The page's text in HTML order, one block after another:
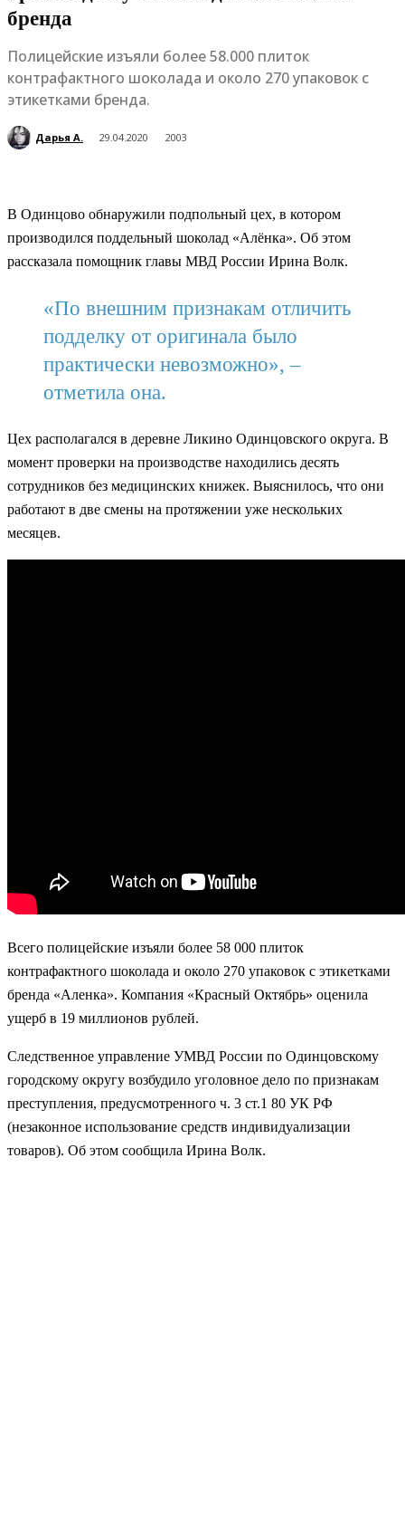
бренда
Полицейские изъяли более 58.000 плиток
контрафактного шоколада и около 270 упаковок с
этикетками бренда.
Дарья А. 29.04.2020 2003
В Одинцово обнаружили подпольный цех, в котором
производился поддельный шоколад «Алёнка». Об этом
рассказала помощник главы МВД России Ирина Волк.
«По внешним признакам отличить
подделку от оригинала было
практически невозможно», –
отметила она.
Цех располагался в деревне Ликино Одинцовского округа. В
момент проверки на производстве находились десять
сотрудников без медицинских книжек. Выяснилось, что они
работают в две смены на протяжении уже нескольких
месяцев.
Всего полицейские изъяли более 58 000 плиток
контрафактного шоколада и около 270 упаковок с этикетками
бренда «Аленка». Компания «Красный Октябрь» оценила
ущерб в 19 миллионов рублей.
Следственное управление УМВД России по Одинцовскому
городскому округу возбудило уголовное дело по признакам
преступления, предусмотренного ч. 3 ст.1 80 УК РФ
(незаконное использование средств индивидуализации
товаров). Об этом сообщила Ирина Волк.